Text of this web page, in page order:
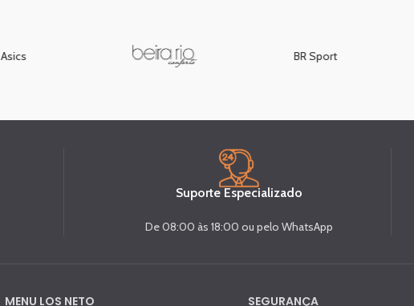
Asics BR Sport
Suporte Especializado
De 08:00 às 18:00 ou pelo WhatsApp
MENU LOS NETO SEGURANÇA